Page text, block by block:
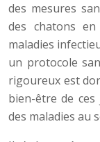
des mesures
des chatons
maladies
un protocole
rigoureux est
bien-être de
des maladies au